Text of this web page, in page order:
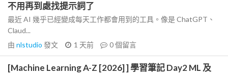
不用再到處找提示詞了
最近 AI 幾乎已經變成每天工作都會用到的工具。像是 ChatGPT、
Claud...
由 nlstudio 發文 1 天前 0個留言
[Machine Learning A-Z [2026] ] 學習筆記 Day2 ML 及